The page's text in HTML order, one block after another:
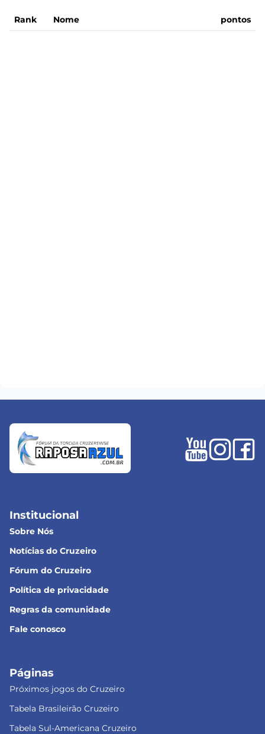
Rank Nome pontos
Institucional
Sobre Nós
Notícias do Cruzeiro
Fórum do Cruzeiro
Política de privacidade
Regras da comunidade
Fale conosco
Páginas
Próximos jogos do Cruzeiro
Tabela Brasileirão Cruzeiro
Tabela Sul-Americana Cruzeiro